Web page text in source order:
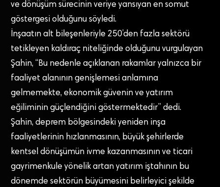
ve dönüşüm sürecinin veriye yansıyan en somut
göstergesi olduğunu söyledi.
İnşaatın alt bileşenleriyle 250’den fazla sektörü
tetikleyen kaldıraç niteliğinde olduğunu vurgulayan
Şahin, “Bu nedenle açıklanan rakamlar yalnızca bir
faaliyet alanının genişlemesi anlamına
gelmemekte, ekonomik güvenin ve yatırım
eğiliminin güçlendiğini göstermektedir” dedi.
Şahin, deprem bölgesindeki yeniden inşa
faaliyetlerinin hızlanmasının, büyük şehirlerde
kentsel dönüşümün ivme kazanmasının ve ticari
gayrimenkule yönelik artan yatırım iştahının bu
dönemde sektörün büyümesini belirleyici şekilde